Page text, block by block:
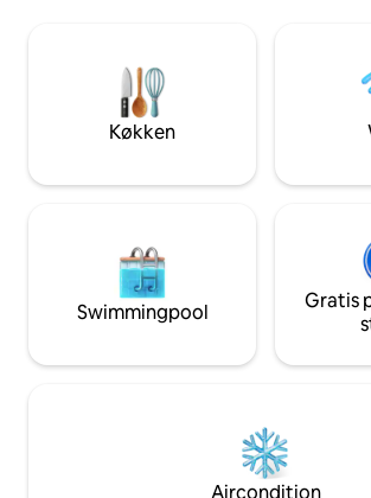
Nantes centrum på 15 minutter, Loires
bredder 5 minutter).
Køkken
Swimmingpool
Gratis